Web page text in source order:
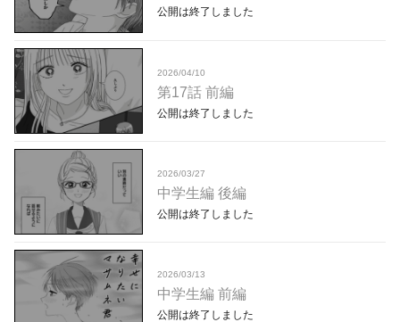
公開は終了しました
2026/04/10
第17話 前編
公開は終了しました
2026/03/27
中学生編 後編
公開は終了しました
2026/03/13
中学生編 前編
公開は終了しました